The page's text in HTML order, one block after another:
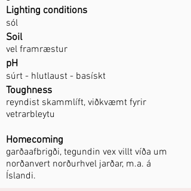
Lighting conditions
sól
Soil
vel framræstur
pH
súrt - hlutlaust - basískt
Toughness
reyndist skammlíft, viðkvæmt fyrir
vetrarbleytu
Homecoming
garðaafbrigði, tegundin vex villt víða um
norðanvert norðurhvel jarðar, m.a. á
Íslandi.